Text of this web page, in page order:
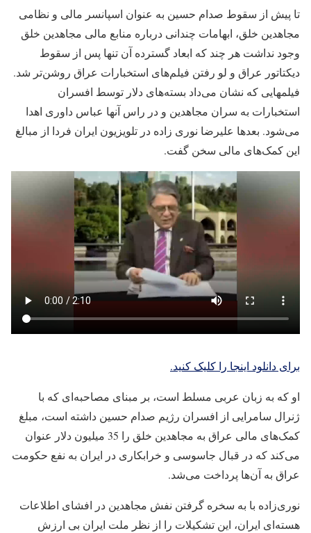
تا پیش از سقوط صدام حسین به عنوان اسپانسر مالی و نظامی
مجاهدین خلق، ابهامات چندانی درباره منابع مالی مجاهدین خلق
وجود نداشت هر چند که ابعاد گسترده آن تنها پس از سقوط
دیکتاتور عراق و لو رفتن فیلم‌های استخبارات عراق روشن‌تر شد.
فیلمهایی که نشان می‌داد بسته‌های دلار توسط افسران
استخبارات به سران مجاهدین و در راس آنها عباس داوری اهدا
می‌شود. بعدها علیرضا نوری زاده در تلویزیون ایران فردا از مبالغ
این کمک‌های مالی سخن گفت.
برای دانلود اینجا را کلیک کنید.
او که به زبان عربی مسلط است، بر مبنای مصاحبه‌ای که با
ژنرال سامرایی از افسران رژیم صدام حسین داشته است، مبلغ
کمک‌های مالی عراق به مجاهدین خلق را 35 میلیون دلار عنوان
می‌کند که در قبال جاسوسی و خرابکاری در ایران به نفع حکومت
عراق به آن‌ها پرداخت می‌شد.
نوری‌زاده با به سخره گرفتن نفش مجاهدین در افشای اطلاعات
هسته‌ای ایران، این تشکیلات را از نظر ملت ایران بی ارزش